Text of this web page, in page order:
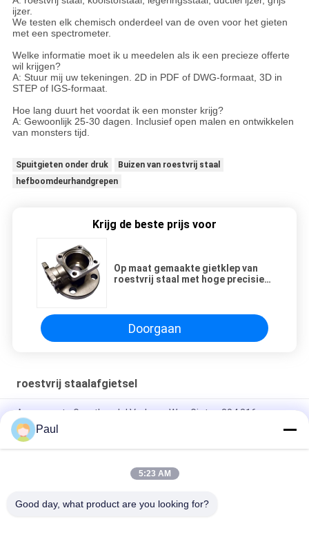
ijzer.
We testen elk chemisch onderdeel van de oven voor het gieten
met een spectrometer.
Welke informatie moet ik u meedelen als ik een precieze offerte
wil krijgen?
A: Stuur mij uw tekeningen. 2D in PDF of DWG-formaat, 3D in
STEP of IGS-formaat.
Hoe lang duurt het voordat ik een monster krijg?
A: Gewoonlijk 25-30 dagen. Inclusief open malen en ontwikkelen
van monsters tijd.
Spuitgieten onder druk
Buizen van roestvrij staal
hefboomdeurhandgrepen
Krijg de beste prijs voor
Op maat gemaakte gietklep van
roestvrij staal met hoge precisie
Doorgaan
roestvrij staalafgietsel
Aangepaste Groothandel Verloren Was Gieten 304 316
Roestvrij Staal Metaal Precisie Gieten Onderdelen
Hoogprecisie-investeringsgieten van roestvrij staal
304 316 Roestvrij staal, met een vermogen van niet meer dan
Paul
5:23 AM
Good day, what product are you looking for?